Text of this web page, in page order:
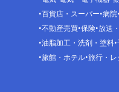
百貨店・スーパー 病院
不動産売買 保険 放送
油脂加工・洗剤・塗料
旅館・ホテル 旅行・レ